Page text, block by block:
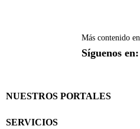
Más contenido en
Síguenos en:
NUESTROS PORTALES
SERVICIOS